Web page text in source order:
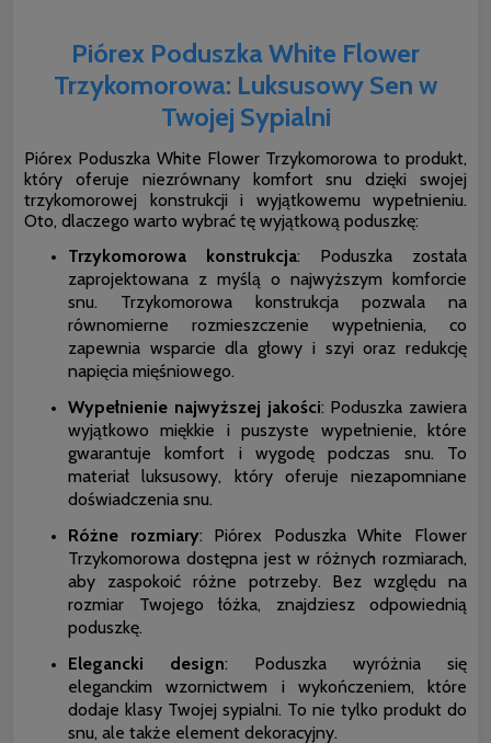
Piórex Poduszka White Flower
Trzykomorowa: Luksusowy Sen w
Twojej Sypialni
Piórex Poduszka White Flower Trzykomorowa to produkt,
który oferuje niezrównany komfort snu dzięki swojej
trzykomorowej konstrukcji i wyjątkowemu wypełnieniu.
Oto, dlaczego warto wybrać tę wyjątkową poduszkę:
Trzykomorowa konstrukcja: Poduszka została
zaprojektowana z myślą o najwyższym komforcie
snu. Trzykomorowa konstrukcja pozwala na
równomierne rozmieszczenie wypełnienia, co
zapewnia wsparcie dla głowy i szyi oraz redukcję
napięcia mięśniowego.
Wypełnienie najwyższej jakości: Poduszka zawiera
wyjątkowo miękkie i puszyste wypełnienie, które
gwarantuje komfort i wygodę podczas snu. To
materiał luksusowy, który oferuje niezapomniane
doświadczenia snu.
Różne rozmiary: Piórex Poduszka White Flower
Trzykomorowa dostępna jest w różnych rozmiarach,
aby zaspokoić różne potrzeby. Bez względu na
rozmiar Twojego łóżka, znajdziesz odpowiednią
poduszkę.
Elegancki design: Poduszka wyróżnia się
eleganckim wzornictwem i wykończeniem, które
dodaje klasy Twojej sypialni. To nie tylko produkt do
snu, ale także element dekoracyjny.